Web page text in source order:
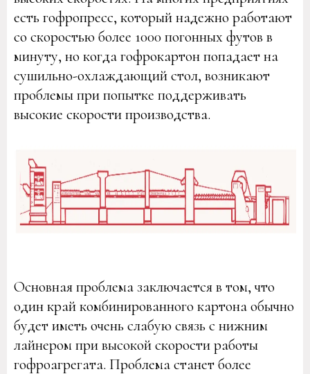
есть гофропресс, который надежно работают
со скоростью более 1000 погонных футов в
минуту, но когда гофрокартон попадает на
сушильно-охлаждающий стол, возникают
проблемы при попытке поддерживать
высокие скорости производства.
Основная проблема заключается в том, что
один край комбинированного картона обычно
будет иметь очень слабую связь с нижним
лайнером при высокой скорости работы
гофроагрегата. Проблема станет более